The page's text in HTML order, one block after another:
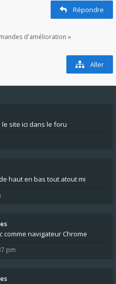
Répondre
d'amélioration »
Aller
site ici dans le foru
haut en bas tout atout mi
comme navigateur Chrome
pm